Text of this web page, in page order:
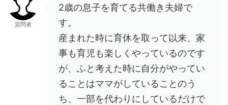
質問者
2歳の息子を育てる共働き夫婦で
す。
産まれた時に育休を取って以来、家
事も育児も楽しくやっているのです
が、ふと考えた時に自分がやってい
ることはママがしていることのう
ち、一部を代わりにしているだけで